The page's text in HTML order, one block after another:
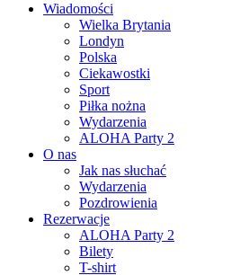
Wiadomości
Wielka Brytania
Londyn
Polska
Ciekawostki
Sport
Piłka nożna
Wydarzenia
ALOHA Party 2
O nas
Jak nas słuchać
Wydarzenia
Pozdrowienia
Rezerwacje
ALOHA Party 2
Bilety
T-shirt